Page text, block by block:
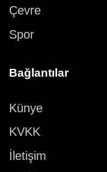
Çevre
Spor
Bağlantılar
Künye
KVKK
İletişim